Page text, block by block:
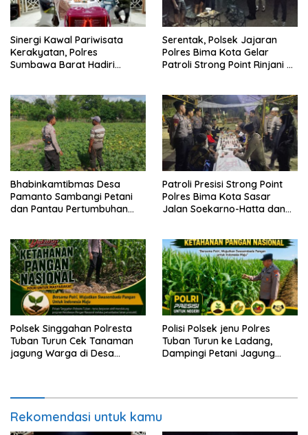
Sinergi Kawal Pariwisata
Kerakyatan, Polres
Sumbawa Barat Hadiri
Pariwisata Bendungan Tiu
Suntuk”
Serentak, Polsek Jajaran
Polres Bima Kota Gelar
Patroli Strong Point Rinjani di
Bhabinkamtibmas Desa
Pamanto Sambangi Petani
dan Pantau Pertumbuhan
Patroli Presisi Strong Point
Polres Bima Kota Sasar
Jalan Soekarno-Hatta dan
Polsek Singgahan Polresta
Tuban Turun Cek Tanaman
jagung Warga di Desa
Polisi Polsek jenu Polres
Tuban Turun ke Ladang,
Dampingi Petani Jagung
Rekomendasi untuk kamu